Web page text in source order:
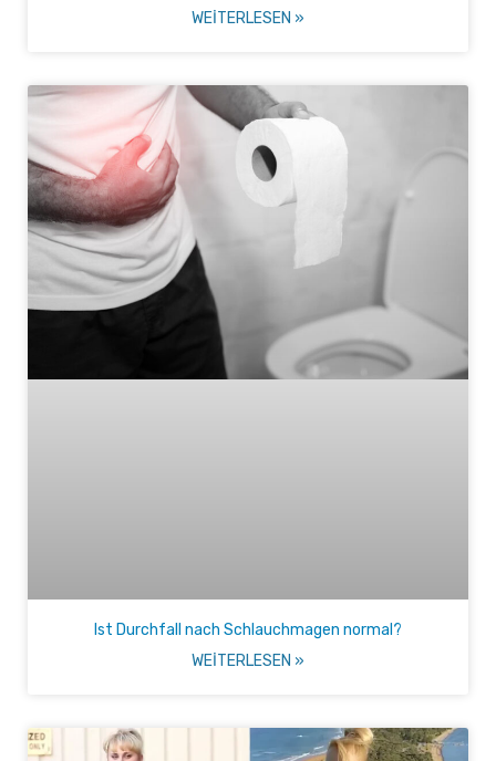
WEITERLESEN »
Ist Durchfall nach Schlauchmagen normal?
WEITERLESEN »